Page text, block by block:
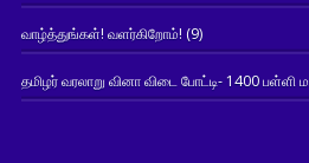
வாழ்த்துங்கள்! வளர்கிறோம்! (9)
தமிழர் வரலாறு வினா விடை போட்டி- 1400